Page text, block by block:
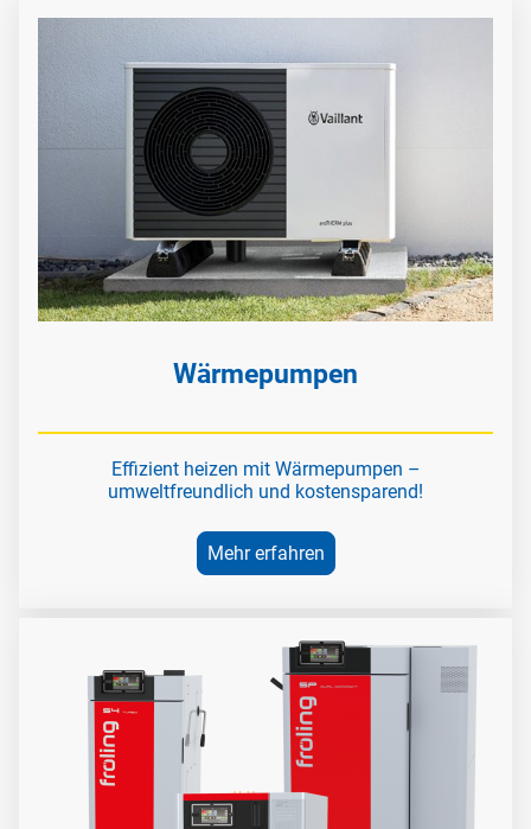
Wärmepumpen
Effizient heizen mit Wärmepumpen –
umweltfreundlich und kostensparend!
Mehr erfahren